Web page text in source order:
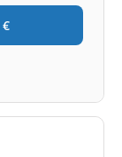
€